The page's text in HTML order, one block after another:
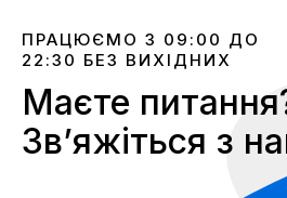
ПРАЦЮЄМО З 09:00 ДО
22:30 БЕЗ ВИХІДНИХ
Маєте
Звʼяжіться з